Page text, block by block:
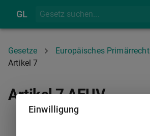
GL
Gesetze Europäisches Primärrecht
Artikel 7
Artikel 7 AEUV
Einwilligung